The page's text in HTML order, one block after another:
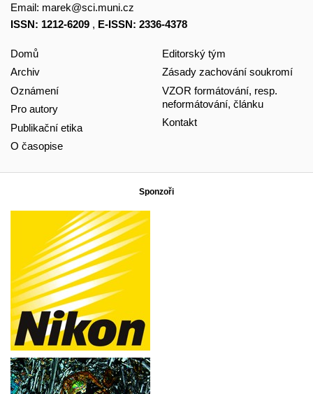
Email: marek@sci.muni.cz
ISSN: 1212-6209 , E-ISSN: 2336-4378
Domů
Archiv
Oznámení
Pro autory
Publikační etika
O časopise
Editorský tým
Zásady zachování soukromí
VZOR formátování, resp.
neformátování, článku
Kontakt
Sponzoři